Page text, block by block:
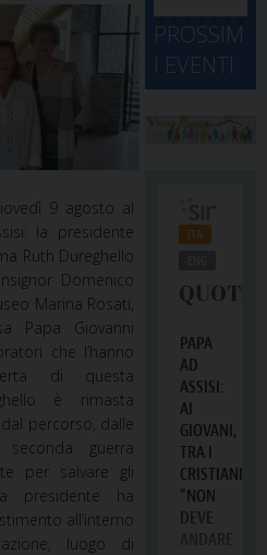
9 agosto al
la presidente
Ruth Dureghello
Domenico
Marina Rosati,
Papa Giovanni
che l’hanno
di questa
è rimasta
percorso, dalle
guerra
per salvare gli
presidente ha
all’interno
luogo di
2
4
2
5
2
6
2
7
2
8
2
9
3
0
3
1 1 2 3 4 5 6
PROSSIM
I EVENTI